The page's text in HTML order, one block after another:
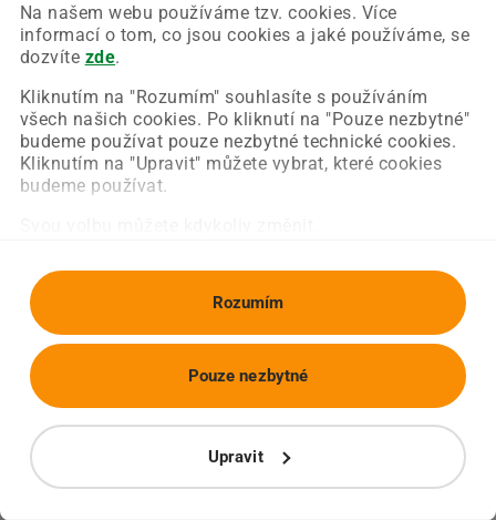
Na našem webu používáme tzv. cookies. Více
informací o tom, co jsou cookies a jaké používáme, se
dozvíte zde.
Kliknutím na "Rozumím" souhlasíte s používáním
všech našich cookies. Po kliknutí na "Pouze nezbytné"
budeme používat pouze nezbytné technické cookies.
Kliknutím na "Upravit" můžete vybrat, které cookies
budeme používat.
Rozumím
Upravit
Pouze nezbytné
Chyba nastala na naší straně a už ji opravujeme.
Zkuste prosím znovu načíst požadovanou stránku.
Obnovit stránku Úvodní strana